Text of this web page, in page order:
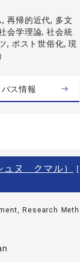
再帰的近代, 多文
会学理論, 社会統
, ポスト世俗化, 現
ス情報
ヌ クマル）
[
Research Meth